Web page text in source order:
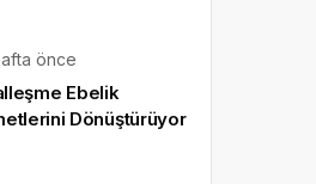
önce
Ebelik
Dönüştürüyor